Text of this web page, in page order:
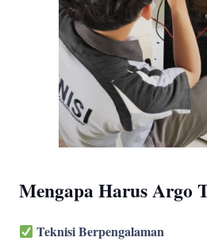
Mengapa Harus Argo
Teknisi Berpengalaman